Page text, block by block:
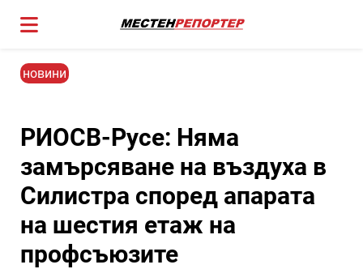
новини
РИОСВ-Русе: Няма
замърсяване на въздуха в
Силистра според апарата
на шестия етаж на
профсъюзите